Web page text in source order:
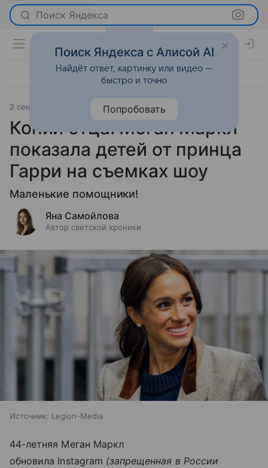
Поиск Яндекса
2 сентября 2025 Леди Mail Светская жизнь
Копии отца: Меган Маркл
показала детей от принца
Гарри на съемках шоу
Маленькие помощники!
Яна Самойлова
Автор светской хроники
Источник: Legion-Media
44-летняя Меган Маркл
обновила Instagram (запрещенная в России
Поиск Яндекса с Алисой AI
Найдёт ответ, картинку или видео —
быстро и точно
Попробовать